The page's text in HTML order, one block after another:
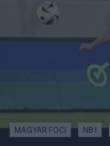
MAGYAR FOCI NB I